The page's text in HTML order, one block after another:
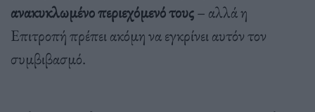
ανακυκλωμένο περιεχόμενό τους– αλλά η
Επιτροπή πρέπει ακόμη να εγκρίνει αυτόν τον
συμβιβασμό.